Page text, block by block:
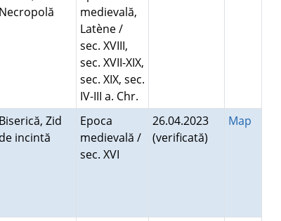
Necropolă
medievală,
Latène /
sec. XVIII,
sec. XVII-XIX,
sec. XIX, sec.
IV-III a. Chr.
Biserică, Zid
de incintă
Epoca
medievală /
sec. XVI
26.04.2023
(verificată)
Map